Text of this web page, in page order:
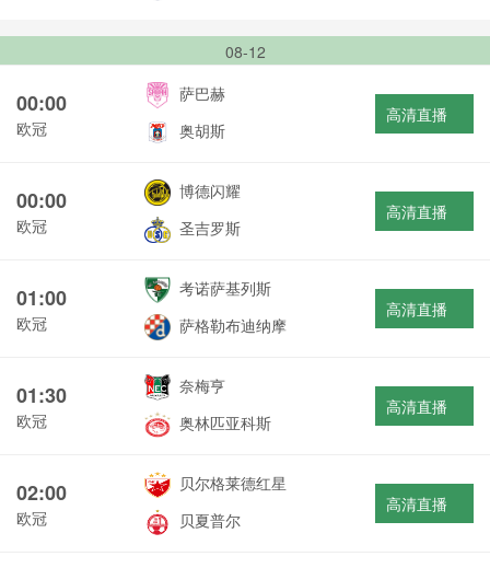
08-12
00:00
欧冠
萨巴赫
奥胡斯
高清直播
00:00
欧冠
博德闪耀
圣吉罗斯
高清直播
01:00
欧冠
考诺萨基列斯
萨格勒布迪纳摩
高清直播
01:30
欧冠
奈梅亨
奥林匹亚科斯
高清直播
02:00
欧冠
贝尔格莱德红星
贝夏普尔
高清直播